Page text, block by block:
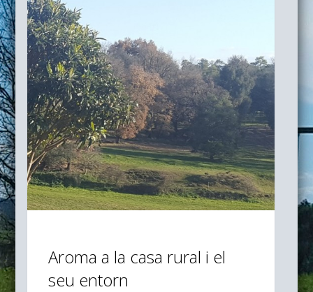
Aroma a la casa rural i el
seu entorn